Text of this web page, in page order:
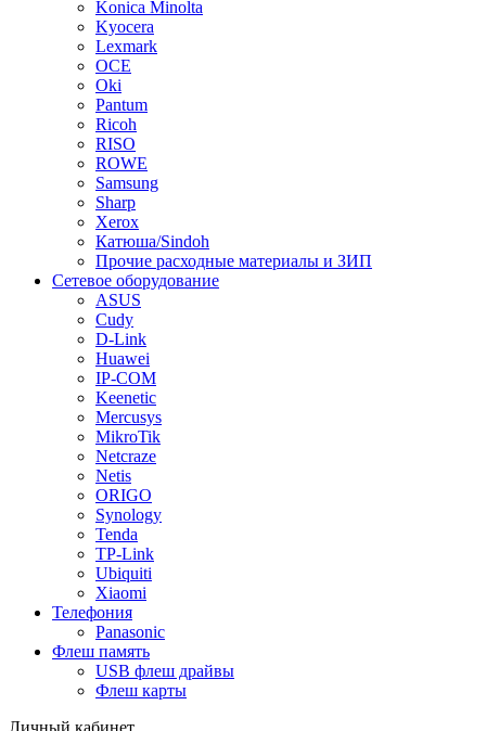
Konica Minolta
Kyocera
Lexmark
OCE
Oki
Pantum
Ricoh
RISO
ROWE
Samsung
Sharp
Xerox
Катюша/Sindoh
Прочие расходные материалы и ЗИП
Сетевое оборудование
ASUS
Cudy
D-Link
Huawei
IP-COM
Keenetic
Mercusys
MikroTik
Netcraze
Netis
ORIGO
Synology
Tenda
TP-Link
Ubiquiti
Xiaomi
Телефония
Panasonic
Флеш память
USB флеш драйвы
Флеш карты
Личный кабинет